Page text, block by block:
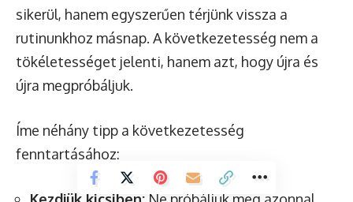
sikerül, hanem egyszerűen térjünk vissza a
rutinunkhoz másnap. A következetesség nem a
tökéletességet jelenti, hanem azt, hogy újra és
újra megpróbáljuk.
Íme néhány tipp a következetesség
fenntartásához:
Kezdjük kicsiben: Ne próbáljuk meg azonnal